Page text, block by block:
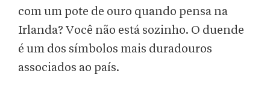
com um pote de ouro quando pensa na
Irlanda? Você não está sozinho. O duende
é um dos símbolos mais duradouros
associados ao país.